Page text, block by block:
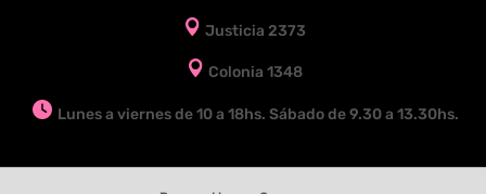
Justicia 2373
Colonia 1348
Lunes a viernes de 10 a 18hs. Sábado de 9.30 a 13.30hs.